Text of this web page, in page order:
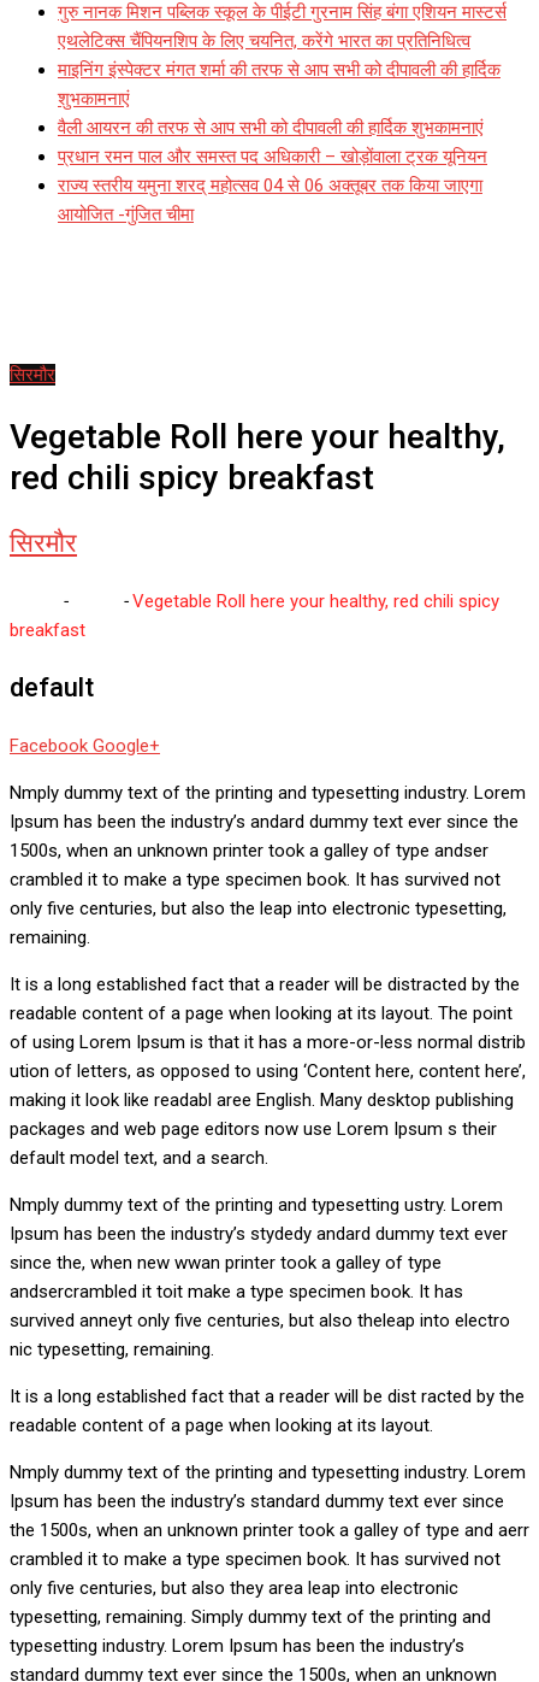
गुरु नानक मिशन पब्लिक स्कूल के पीईटी गुरनाम सिंह बंगा एशियन मास्टर्स
एथलेटिक्स चैंपियनशिप के लिए चयनित, करेंगे भारत का प्रतिनिधित्व
माइनिंग इंस्पेक्टर मंगत शर्मा की तरफ से आप सभी को दीपावली की हार्दिक
शुभकामनाएं
वैली आयरन की तरफ से आप सभी को दीपावली की हार्दिक शुभकामनाएं
प्रधान रमन पाल और समस्त पद अधिकारी – खोड़ोंवाला ट्रक यूनियन
राज्य स्तरीय यमुना शरद् महोत्सव 04 से 06 अक्तूबर तक किया जाएगा
आयोजित -गुंजित चीमा
सिरमौर
Vegetable Roll here your healthy,
red chili spicy breakfast
सिरमौर
- -Vegetable Roll here your healthy, red chili spicy
breakfast
default
Facebook Google+
Email
Nmply dummy text of the printing and typesetting industry. Lorem
Ipsum has been the industry’s andard dummy text ever since the
1500s, when an unknown printer took a galley of type andser
crambled it to make a type specimen book. It has survived not
only five centuries, but also the leap into electronic typesetting,
remaining.
It is a long established fact that a reader will be distracted by the
readable content of a page when looking at its layout. The point
of using Lorem Ipsum is that it has a more-or-less normal distrib
ution of letters, as opposed to using ‘Content here, content here’,
making it look like readabl aree English. Many desktop publishing
packages and web page editors now use Lorem Ipsum s their
default model text, and a search.
Nmply dummy text of the printing and typesetting ustry. Lorem
Ipsum has been the industry’s stydedy andard dummy text ever
since the, when new wwan printer took a galley of type
andsercrambled it toit make a type specimen book. It has
survived anneyt only five centuries, but also theleap into electro
nic typesetting, remaining.
It is a long established fact that a reader will be dist racted by the
readable content of a page when looking at its layout.
Nmply dummy text of the printing and typesetting industry. Lorem
Ipsum has been the industry’s standard dummy text ever since
the 1500s, when an unknown printer took a galley of type and aerr
crambled it to make a type specimen book. It has survived not
only five centuries, but also they area leap into electronic
typesetting, remaining. Simply dummy text of the printing and
typesetting industry. Lorem Ipsum has been the industry’s
standard dummy text ever since the 1500s, when an unknown